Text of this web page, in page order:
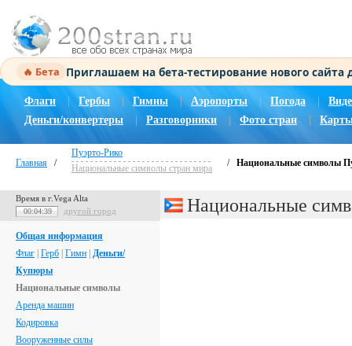
🔥 Бета Приглашаем на бета-тестирование нового
Флаги Гербы Гимны | Аэропорты Погода |
Деньги/конвертеры
Разговорники Фото стран
Главная /
Пуэрто-Рико
Национальные символы стран мира
/ Национальные символы
Время в г.Vega Alta
00:04:40 другой город
Общая информация
Флаг Герб Гимн Деньги/
Купюры
Национальные символы
Аренда машин
Кодировка
Вооруженные силы
Национальные